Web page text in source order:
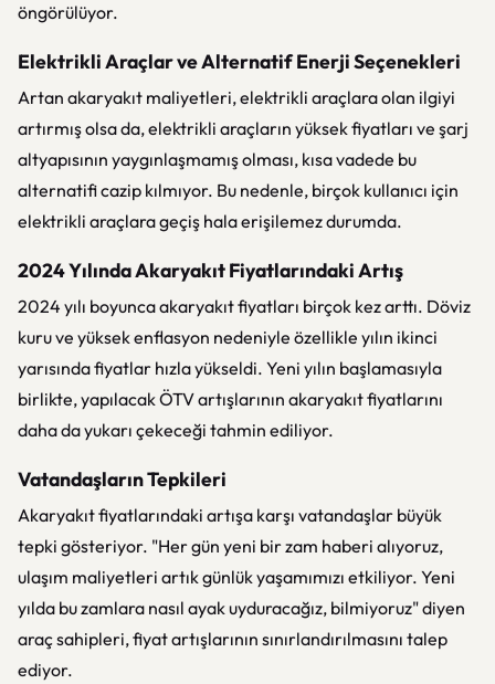
öngörülüyor.
Elektrikli Araçlar ve Alternatif Enerji Seçenekleri
Artan akaryakıt maliyetleri, elektrikli araçlara olan ilgiyi
artırmış olsa da, elektrikli araçların yüksek fiyatları ve şarj
altyapısının yaygınlaşmamış olması, kısa vadede bu
alternatifi cazip kılmıyor. Bu nedenle, birçok kullanıcı için
elektrikli araçlara geçiş hala erişilemez durumda.
2024 Yılında Akaryakıt Fiyatlarındaki Artış
2024 yılı boyunca akaryakıt fiyatları birçok kez arttı. Döviz
kuru ve yüksek enflasyon nedeniyle özellikle yılın ikinci
yarısında fiyatlar hızla yükseldi. Yeni yılın başlamasıyla
birlikte, yapılacak ÖTV artışlarının akaryakıt fiyatlarını
daha da yukarı çekeceği tahmin ediliyor.
Vatandaşların Tepkileri
Akaryakıt fiyatlarındaki artışa karşı vatandaşlar büyük
tepki gösteriyor. "Her gün yeni bir zam haberi alıyoruz,
ulaşım maliyetleri artık günlük yaşamımızı etkiliyor. Yeni
yılda bu zamlara nasıl ayak uyduracağız, bilmiyoruz" diyen
araç sahipleri, fiyat artışlarının sınırlandırılmasını talep
ediyor.